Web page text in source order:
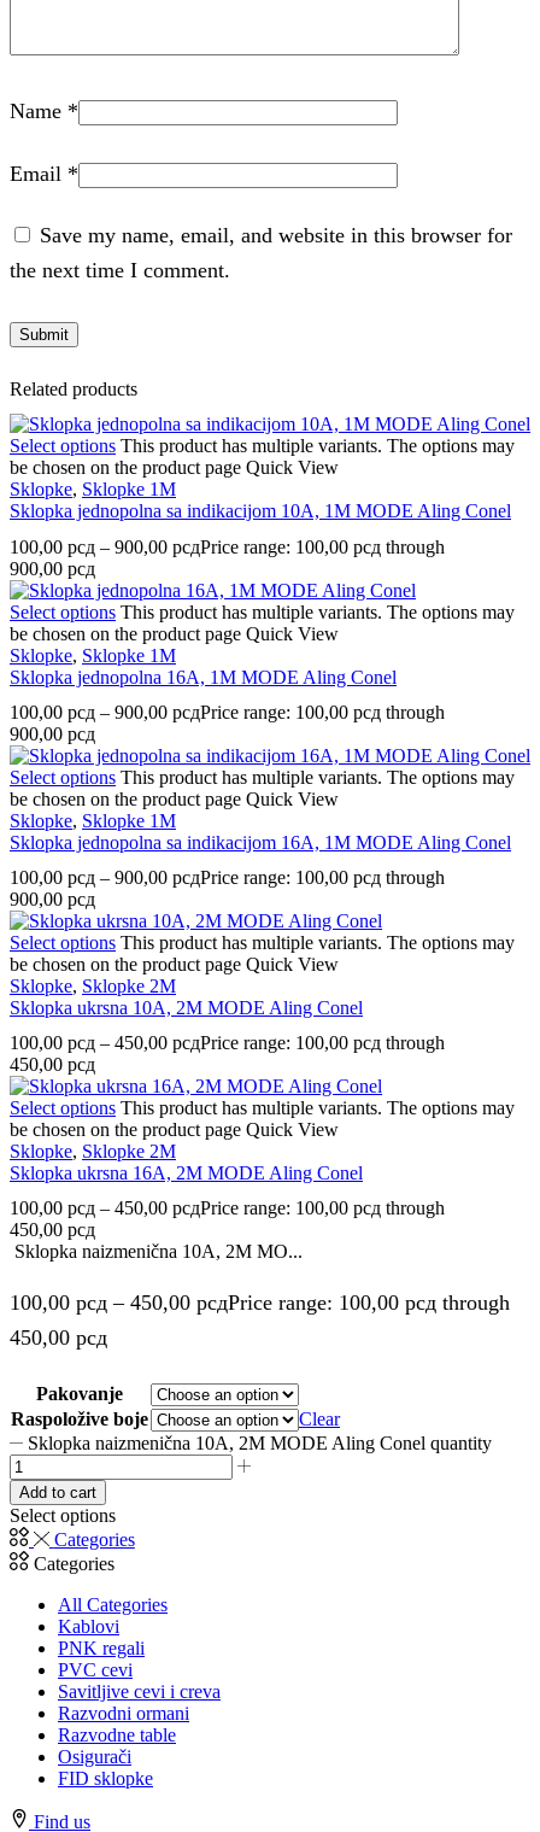
Name *
Email *
Save my name, email, and website in this browser for
the next time I comment.
Related products
Select options This product has multiple variants. The options may
be chosen on the product page Quick View
Sklopke, Sklopke 1M
Sklopka jednopolna sa indikacijom 10A, 1M MODE Aling Conel
100,00 рсд – 900,00 рсдPrice range: 100,00 рсд through
900,00 рсд
Select options This product has multiple variants. The options may
be chosen on the product page Quick View
Sklopke, Sklopke 1M
Sklopka jednopolna 16A, 1M MODE Aling Conel
100,00 рсд – 900,00 рсдPrice range: 100,00 рсд through
900,00 рсд
Select options This product has multiple variants. The options may
be chosen on the product page Quick View
Sklopke, Sklopke 1M
Sklopka jednopolna sa indikacijom 16A, 1M MODE Aling Conel
100,00 рсд – 900,00 рсдPrice range: 100,00 рсд through
900,00 рсд
Select options This product has multiple variants. The options may
be chosen on the product page Quick View
Sklopke, Sklopke 2M
Sklopka ukrsna 10A, 2M MODE Aling Conel
100,00 рсд – 450,00 рсдPrice range: 100,00 рсд through
450,00 рсд
Select options This product has multiple variants. The options may
be chosen on the product page Quick View
Sklopke, Sklopke 2M
Sklopka ukrsna 16A, 2M MODE Aling Conel
100,00 рсд – 450,00 рсдPrice range: 100,00 рсд through
450,00 рсд
Sklopka naizmenična 10A, 2M MO...
100,00 рсд – 450,00 рсдPrice range: 100,00 рсд through
450,00 рсд
Pakovanje
Raspoložive boje
Clear
Sklopka naizmenična 10A, 2M MODE Aling Conel quantity
Add to cart
Select options
Categories
Categories
All Categories
Kablovi
PNK regali
PVC cevi
Savitljive cevi i creva
Razvodni ormani
Razvodne table
Osigurači
FID sklopke
Find us